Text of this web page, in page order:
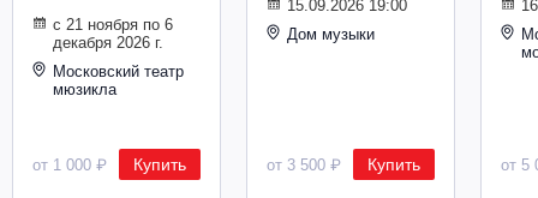
с 21 ноября по 6
декабря 2026 г.
Московский театр
мюзикла
от 1 000 ₽ Купить
15.09.2026 19:00
Дом музыки
от 3 500 ₽ Купить от 5